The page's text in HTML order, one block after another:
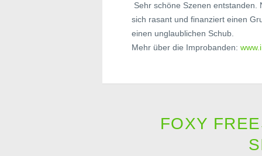
Sehr schöne Szenen entstanden.
sich rasant und finanziert einen
einen unglaublichen Schub.
Mehr über die Improbanden:
FOXY